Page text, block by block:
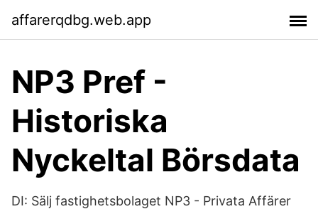
affarerqdbg.web.app
NP3 Pref -
Historiska
Nyckeltal Börsdata
DI: Sälj fastighetsbolaget NP3 - Privata Affärer